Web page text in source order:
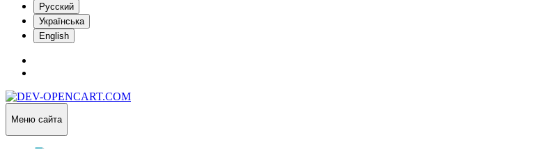
Русский
Українська
English
Меню сайта